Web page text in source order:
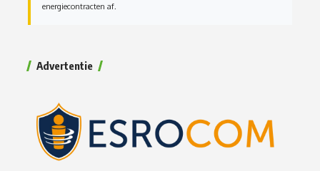
energiecontracten af.
Advertentie